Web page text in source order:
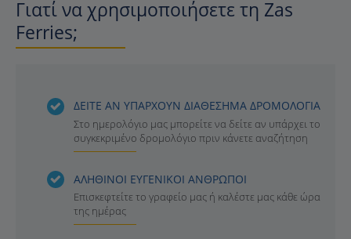
Γιατί να χρησιμοποιήσετε τη Zas
Ferries;
ΔΕΙΤΕ ΑΝ ΥΠΑΡΧΟΥΝ ΔΙΑΘΕΣΗΜΑ ΔΡΟΜΟΛΟΓΙΑ
Στο ημερολόγιο μας μπορείτε να δείτε αν υπάρχει το
συγκεκριμένο δρομολόγιο πριν κάνετε αναζήτηση
ΑΛΗΘΙΝΟΙ ΕΥΓΕΝΙΚΟΙ ΑΝΘΡΩΠΟΙ
Επισκεφτείτε το γραφείο μας ή καλέστε μας κάθε ώρα
της ημέρας